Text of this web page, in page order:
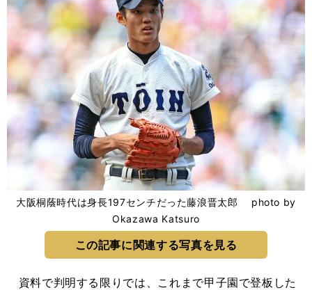
大阪桐蔭時代は身長197センチだった藤浪晋太郎 photo by
Okazawa Katsuro
この記事に関連する写真を見る
資料で判明する限りでは、これまで甲子園で登板した